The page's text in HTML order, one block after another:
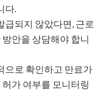
다.
급되지 않았다면, 근로
안을 상담해야 합니
으로 확인하고 만료가
가 여부를 모니터링